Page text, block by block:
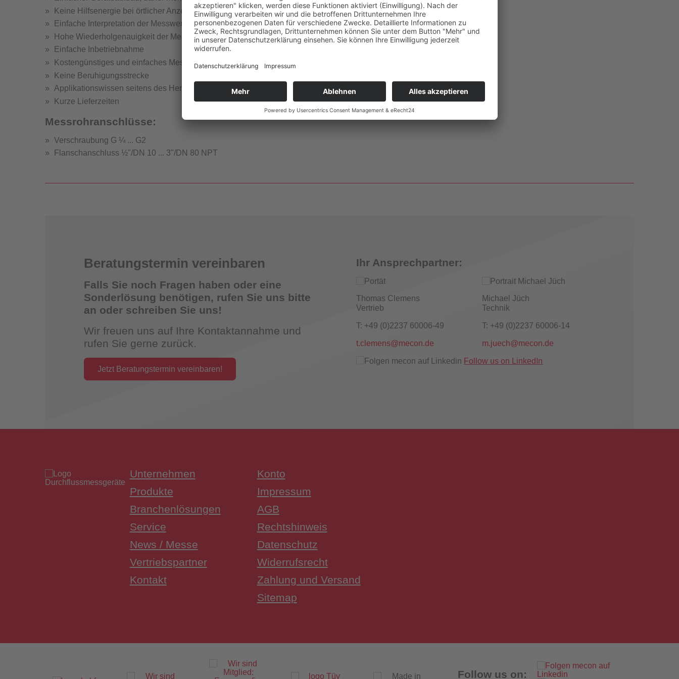
Strömungsmelder Tester
Überwachungsschalter
Wandhydrantenprüfgeräte
UW3 Serie Überwachungsschalter
FACTS Automatisiertes Prüfsystem für Feuerlöschpumpen
Keine Hilfsenergie bei örtlicher Anzeige
Einfache Interpretation der Messwerte
Hohe Wiederholgenauigkeit der Messwerte
Einfache Inbetriebnahme
Kostengünstiges und einfaches Messprinzip ohne Hilfsenergie
Keine Beruhigungsstrecke
Applikationswissen seitens des Herstellers
Kurze Lieferzeiten
Messrohranschlüsse:
Verschraubung G ¼ ... G2
Flanschanschluss ½"/DN 10 ... 3"/DN 80 NPT
Beratungstermin vereinbaren
Falls Sie noch Fragen haben oder eine
Sonderlösung benötigen, rufen Sie uns bitte
an oder schreiben Sie uns!
Wir freuen uns auf Ihre Kontaktannahme und
rufen Sie gerne zurück.
Jetzt Beratungstermin vereinbaren!
Ihr Ansprechpartner:
Thomas Clemens
Vertrieb
T: +49 (0)2237 60006-49
t.clemens@mecon.de
Michael Jüch
Technik
T: +49 (0)2237 60006-14
m.juech@mecon.de
Follow us on LinkedIn
Unternehmen
Produkte
Branchenlösungen
Service
News / Messe
Vertriebspartner
Kontakt
Konto
Impressum
AGB
Rechtshinweis
Datenschutz
Widerrufsrecht
Zahlung und Versand
Sitemap
Follow us on: